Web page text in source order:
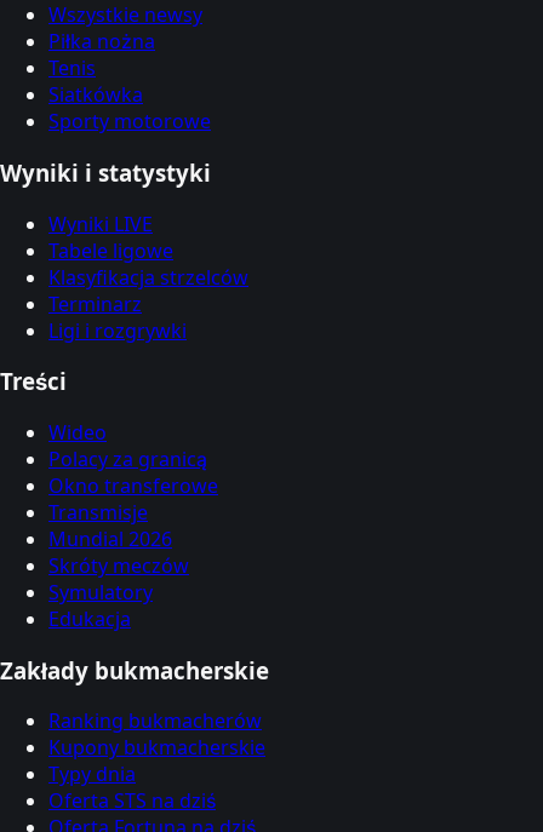
Wszystkie newsy
Piłka nożna
Tenis
Siatkówka
Sporty motorowe
Wyniki i statystyki
Wyniki LIVE
Tabele ligowe
Klasyfikacja strzelców
Terminarz
Ligi i rozgrywki
Treści
Wideo
Polacy za granicą
Okno transferowe
Transmisje
Mundial 2026
Skróty meczów
Symulatory
Edukacja
Zakłady bukmacherskie
Ranking bukmacherów
Kupony bukmacherskie
Typy dnia
Oferta STS na dziś